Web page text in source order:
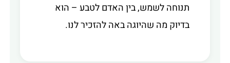
תנוחה לשמש, בין האדם לטבע – הוא
בדיוק מה שהיוגה באה להזכיר לנו.